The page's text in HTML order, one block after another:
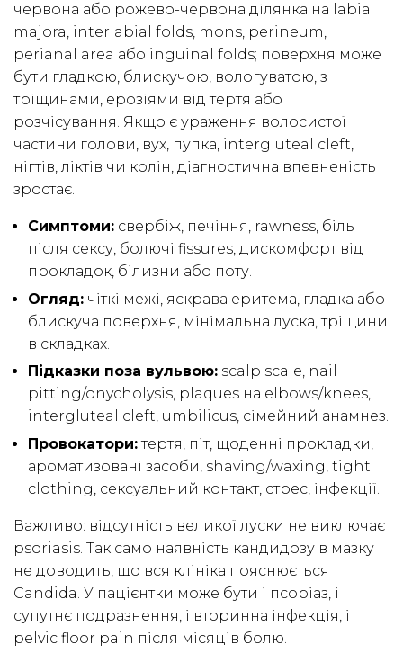
червона або рожево-червона ділянка на labia
majora, interlabial folds, mons, perineum,
perianal area або inguinal folds; поверхня може
бути гладкою, блискучою, вологуватою, з
тріщинами, ерозіями від тертя або
розчісування. Якщо є ураження волосистої
частини голови, вух, пупка, intergluteal cleft,
нігтів, ліктів чи колін, діагностична впевненість
зростає.
Симптоми: свербіж, печіння, rawness, біль
після сексу, болючі fissures, дискомфорт від
прокладок, білизни або поту.
Огляд: чіткі межі, яскрава еритема, гладка або
блискуча поверхня, мінімальна луска, тріщини
в складках.
Підказки поза вульвою: scalp scale, nail
pitting/onycholysis, plaques на elbows/knees,
intergluteal cleft, umbilicus, сімейний анамнез.
Провокатори:тертя, піт, щоденні прокладки,
ароматизовані засоби, shaving/waxing, tight
clothing, сексуальний контакт, стрес, інфекції.
Важливо: відсутність великої луски не виключає
psoriasis. Так само наявність кандидозу в мазку
не доводить, що вся клініка пояснюється
Candida. У пацієнтки може бути і псоріаз, і
супутнє подразнення, і вторинна інфекція, і
pelvic floor pain після місяців болю.